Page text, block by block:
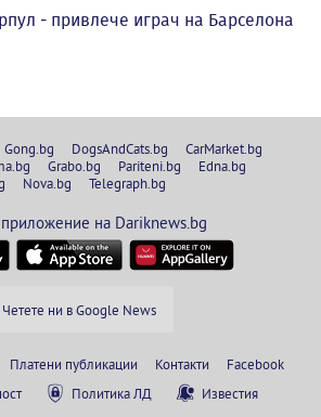
- привлече играч на Барселона
Gong.bg DogsAndCats.bg
CarMarket.bg
Grabo.bg Pariteni.bg
Edna.bg
Nova.bg Telegraph.bg
на Dariknews.bg
Четете ни в Google News
Платени публикации Контакти
Facebook
Политика ЛД Известия